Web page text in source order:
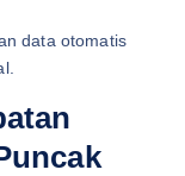
data otomatis